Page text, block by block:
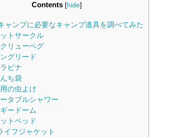
Contents [hide]
ャンプに必要なキャンプ道具を調べてみた
トサークル
リューペグ
グリード
ビナ
ち袋
の虫よけ
タブルシャワー
ードーム
トベッド
イフジャケット